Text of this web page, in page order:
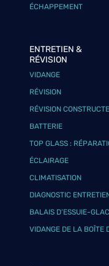
ÉCHAPPEMENT
ENTRETIEN &
RÉVISION
VIDANGE
RÉVISION
RÉVISION
BATTERIE
TOP GLASS :
ÉCLAIRAGE
CLIMATISATION
DIAGNOSTIC
BALAIS D’ESSUIE-
VIDANGE DE LA BOÎTE